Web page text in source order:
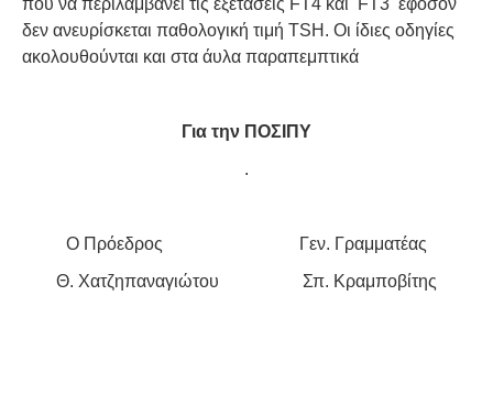
που να περιλαμβάνει τις εξετάσεις FT4 και FT3 εφόσον
δεν ανευρίσκεται παθολογική τιμή TSH. Οι ίδιες οδηγίες
ακολουθούνται και στα άυλα παραπεμπτικά
Για την ΠΟΣΙΠΥ
.
Ο Πρόεδρος Γεν. Γραμματέας
Θ. Χατζηπαναγιώτου Σπ. Κραμποβίτης